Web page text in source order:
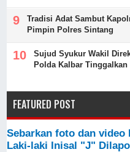
Tradisi Adat Sambut
Pimpin Polres Sintang
Sujud Syukur Wakil
Polda Kalbar
FEATURED POST
Sebarkan foto dan video
Laki-laki Inisal "J"